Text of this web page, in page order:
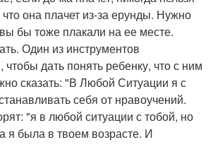
что она плачет из-за ерунды. Нужно
бы тоже плакали на ее месте.
Один из инструментов
чтобы дать понять ребенку, что с ним
сказать: "В Любой Ситуации я с
себя от нравоучений.
"я в любой ситуации с тобой, но
я была в твоем возрасте. И